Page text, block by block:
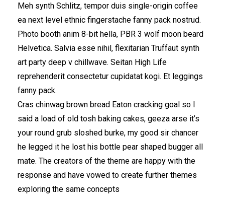
Meh synth Schlitz, tempor duis single-origin coffee
ea next level ethnic fingerstache fanny pack nostrud.
Photo booth anim 8-bit hella, PBR 3 wolf moon beard
Helvetica. Salvia esse nihil, flexitarian Truffaut synth
art party deep v chillwave. Seitan High Life
reprehenderit consectetur cupidatat kogi. Et leggings
fanny pack.
Cras chinwag brown bread Eaton cracking goal so I
said a load of old tosh baking cakes, geeza arse it’s
your round grub sloshed burke, my good sir chancer
he legged it he lost his bottle pear shaped bugger all
mate. The creators of the theme are happy with the
response and have vowed to create further themes
exploring the same concepts